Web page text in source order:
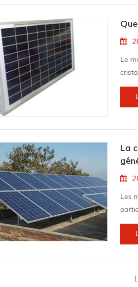
Le
La
Les